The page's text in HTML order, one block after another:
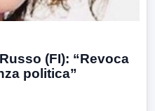
(FI): “Revoca
politica”